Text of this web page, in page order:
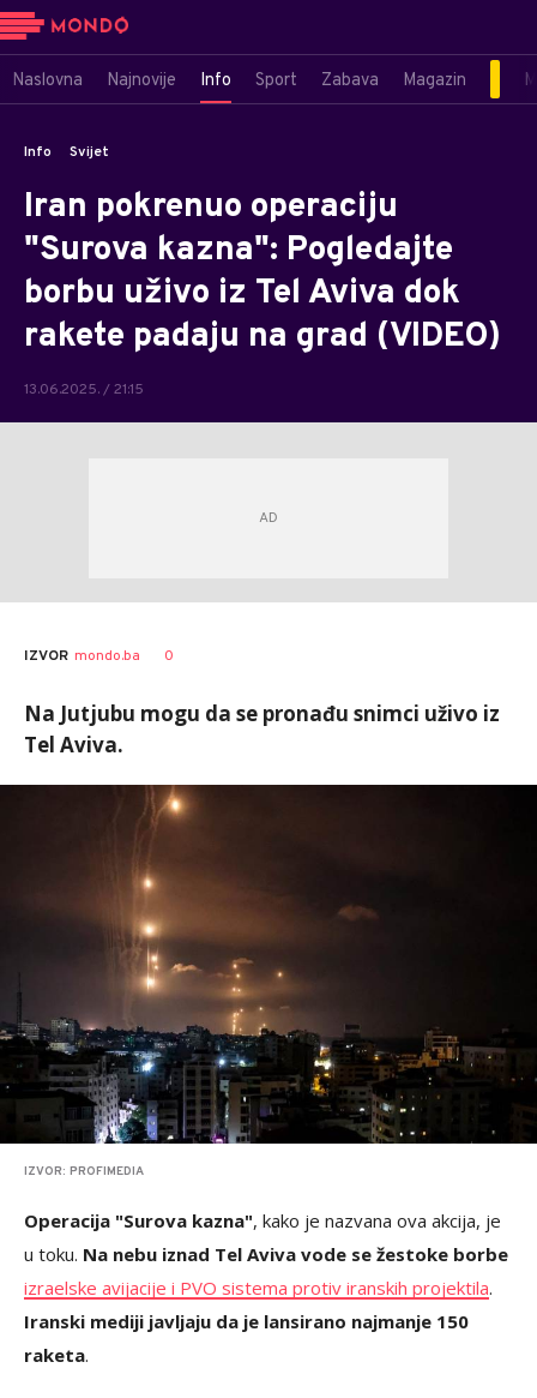
Naslovna Najnovije Info Sport Zabava Magazin
Info Svijet
Iran pokrenuo operaciju
"Surova kazna": Pogledajte
borbu uživo iz Tel Aviva dok
rakete padaju na grad (VIDEO)
13.06.2025. / 21:15
IZVOR mondo.ba 0
Na Jutjubu mogu da se pronađu snimci uživo iz
Tel Aviva.
IZVOR: PROFIMEDIA
Operacija "Surova kazna", kako je nazvana ova akcija, je
u toku. Na nebu iznad Tel Aviva vode se žestoke borbe
izraelske avijacije i PVO sistema protiv iranskih projektila.
Iranski mediji javljaju da je lansirano najmanje 150
raketa.